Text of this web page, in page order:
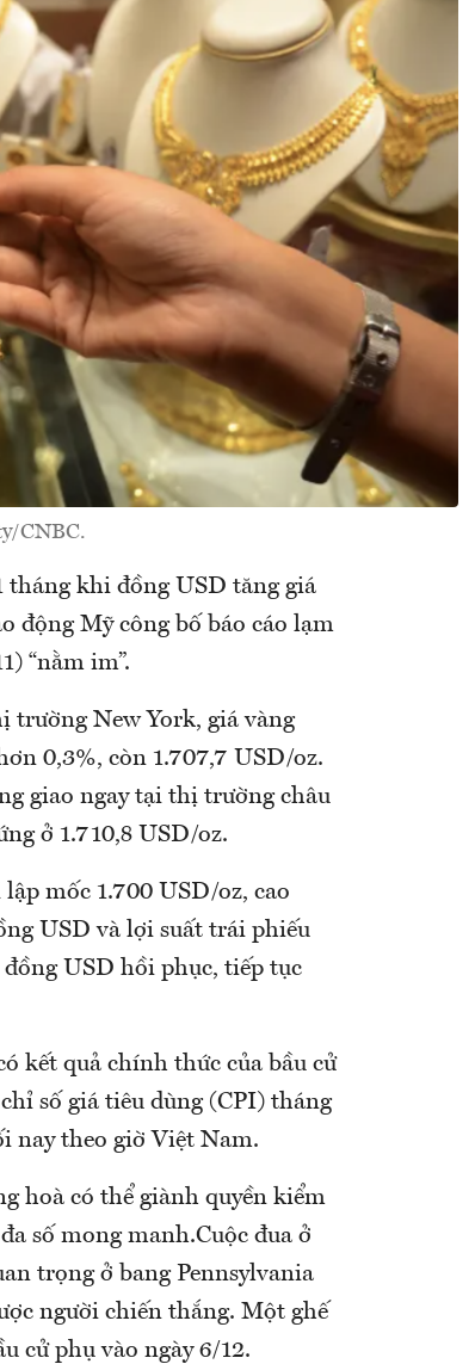
CNBC.
tháng khi đồng USD tăng giá
động Mỹ công bố báo cáo lạm
“nằm im”.
trường New York, giá vàng
0,3%, còn 1.707,7 USD/oz.
giao ngay tại thị trường châu
ở 1.710,8 USD/oz.
mốc 1.700 USD/oz, cao
USD và lợi suất trái phiếu
USD hồi phục, tiếp tục
kết quả chính thức của bầu cử
số giá tiêu dùng (CPI) tháng
nay theo giờ Việt Nam.
hoà có thể giành quyền kiểm
số mong manh.Cuộc đua ở
trọng ở bang Pennsylvania
người chiến thắng. Một ghế
cử phụ vào ngày 6/12.